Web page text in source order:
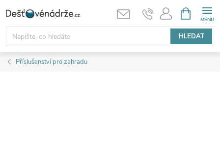
na
obsah
HLEDAT
NÁKUPNÍ
KOŠÍK
Příslušenství pro zahradu